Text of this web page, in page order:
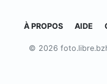
À PROPOS AIDE
© 2026